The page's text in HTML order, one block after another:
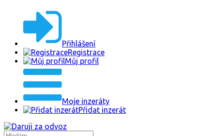
Přihlášení
Registrace
Můj profil
Moje inzeráty
Přidat inzerát